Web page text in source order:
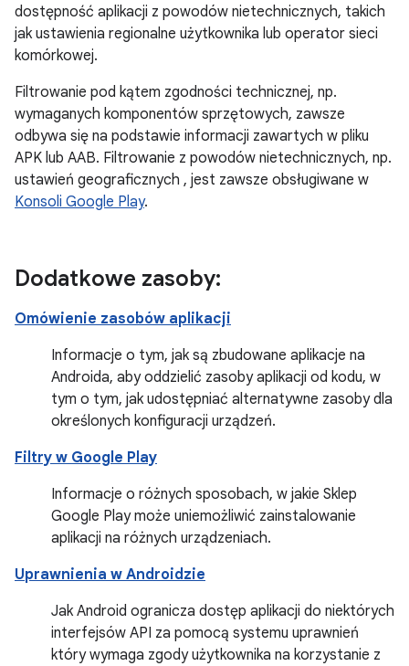
dostępność aplikacji z powodów nietechnicznych, takich
jak ustawienia regionalne użytkownika lub operator sieci
komórkowej.
Filtrowanie pod kątem zgodności technicznej, np.
wymaganych komponentów sprzętowych, zawsze
odbywa się na podstawie informacji zawartych w pliku
APK lub AAB. Filtrowanie z powodów nietechnicznych, np.
ustawień geograficznych , jest zawsze obsługiwane w
Konsoli Google Play.
Dodatkowe zasoby:
Omówienie zasobów aplikacji
Informacje o tym, jak są zbudowane aplikacje na
Androida, aby oddzielić zasoby aplikacji od kodu, w
tym o tym, jak udostępniać alternatywne zasoby dla
określonych konfiguracji urządzeń.
Filtry w Google Play
Informacje o różnych sposobach, w jakie Sklep
Google Play może uniemożliwić zainstalowanie
aplikacji na różnych urządzeniach.
Uprawnienia w Androidzie
Jak Android ogranicza dostęp aplikacji do niektórych
interfejsów API za pomocą systemu uprawnień
który wymaga zgody użytkownika na korzystanie z